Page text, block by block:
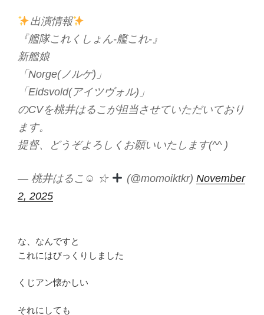
出演情報
『艦隊これくしょん-艦これ-』
新艦娘
「Norge(ノルゲ)」
「Eidsvold(アイツヴォル)」
のCVを桃井はるこが担当させていただいており
ます。
提督、どうぞよろしくお願いいたします(^^ )
— 桃井はるこ☺︎ ☆ (@momoiktkr) November
2, 2025
な、なんですと
これにはびっくりしました
くじアン懐かしい
それにしても